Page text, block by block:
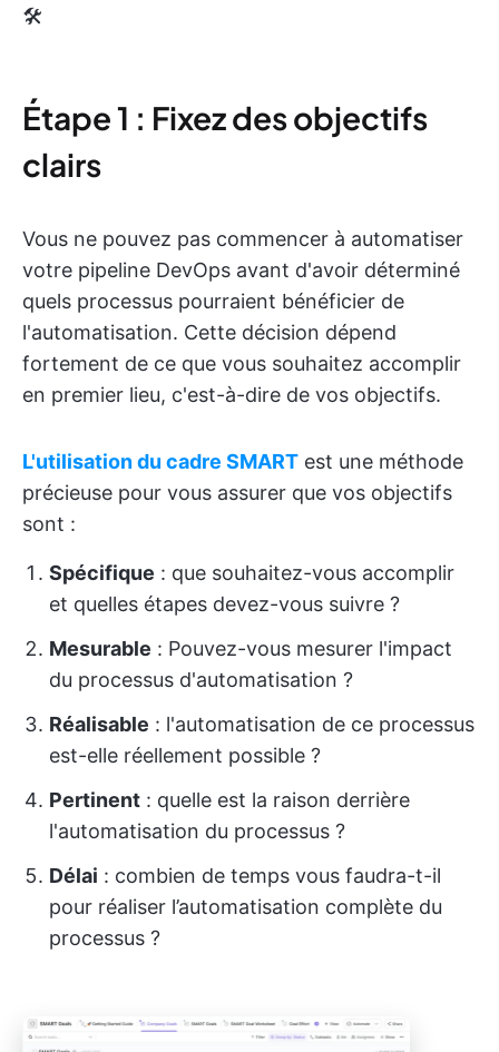
🛠️
Étape 1 : Fixez des objectifs
clairs
Vous ne pouvez pas commencer à automatiser
votre pipeline DevOps avant d'avoir déterminé
quels processus pourraient bénéficier de
l'automatisation. Cette décision dépend
fortement de ce que vous souhaitez accomplir
en premier lieu, c'est-à-dire de vos objectifs.
L'utilisation du cadre SMART est une méthode
précieuse pour vous assurer que vos objectifs
sont :
Spécifique : que souhaitez-vous accomplir
et quelles étapes devez-vous suivre ?
Mesurable : Pouvez-vous mesurer l'impact
du processus d'automatisation ?
Réalisable : l'automatisation de ce processus
est-elle réellement possible ?
Pertinent : quelle est la raison derrière
l'automatisation du processus ?
Délai : combien de temps vous faudra-t-il
pour réaliser l’automatisation complète du
processus ?